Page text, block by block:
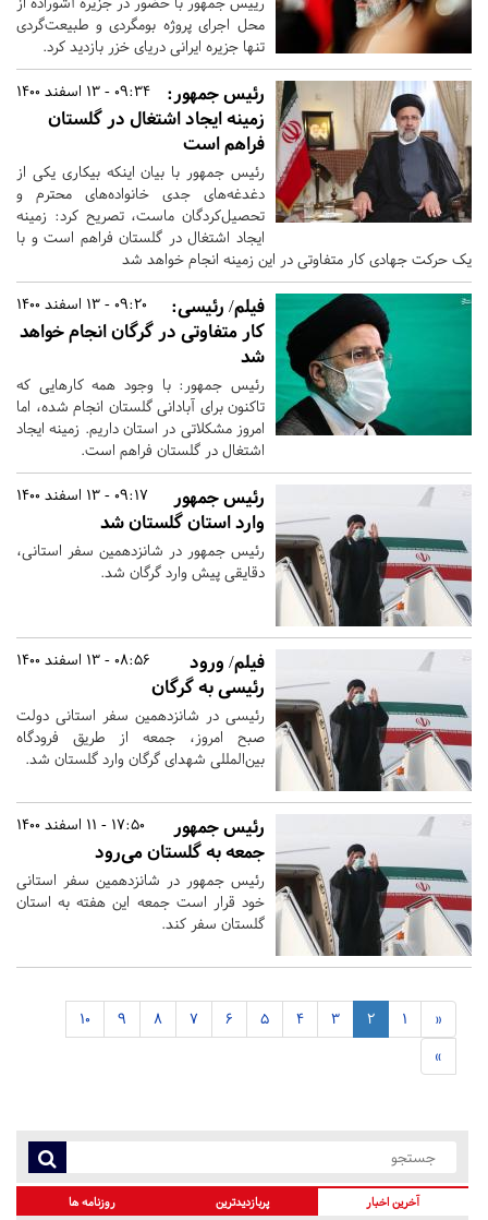
محل اجرای پروژه بومگردی و طبیعت‌گردی
تنها جزیره ایرانی دریای خزر بازدید کرد.
09:34 - 13 اسفند 1400
رئیس جمهور:
زمینه ایجاد اشتغال در گلستان
فراهم است
رئیس جمهور با بیان اینکه بیکاری یکی از
دغدغه‌های جدی خانواده‌های محترم و
تحصیل‌کردگان ماست، تصریح کرد: زمینه
ایجاد اشتغال در گلستان فراهم است و با
یک حرکت جهادی کار متفاوتی در این زمینه انجام خواهد شد
09:20 - 13 اسفند 1400
فیلم/ رئیسی:
کار متفاوتی در گرگان انجام خواهد
شد
رئیس جمهور: با وجود همه کارهایی که
تاکنون برای آبادانی گلستان انجام شده، اما
امروز مشکلاتی در استان داریم. زمینه ایجاد
اشتغال در گلستان فراهم است.
09:17 - 13 اسفند 1400
رئیس جمهور
وارد استان گلستان شد
رئیس جمهور در شانزدهمین سفر استانی،
دقایقی پیش وارد گرگان شد.
08:56 - 13 اسفند 1400
فیلم/ ورود
رئیسی به گرگان
رئیسی در شانزدهمین سفر استانی دولت
صبح امروز، جمعه از طریق فرودگاه
بین‌المللی شهدای گرگان وارد گلستان شد.
17:50 - 11 اسفند 1400
رئیس جمهور
جمعه به گلستان می‌رود
رئیس جمهور در شانزدهمین سفر استانی
خود قرار است جمعه این هفته به استان
گلستان سفر کند.
«
1
2
3
4
5
6
7
8
9
10
»
آخرین اخبار پربازدیدترین روزنامه ها